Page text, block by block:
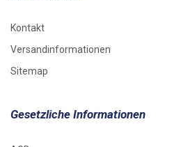
Kontakt
Versandinformationen
Sitemap
Gesetzliche Informationen